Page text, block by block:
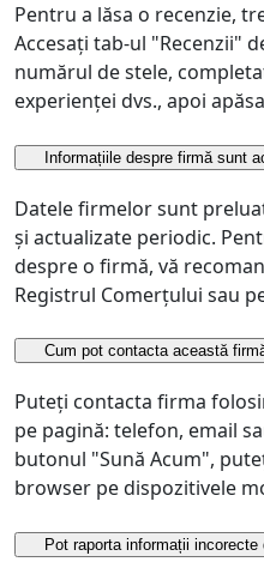
Pentru a lăsa o recenzie,
Accesați tab-ul "Recenzii"
numărul de stele,
experienței dvs., apoi
Informațiile despre firmă sunt
Datele firmelor sunt
și actualizate periodic.
despre o firmă, vă
Registrul Comerțului sau
Cum pot contacta această
Puteți contacta firma
pe pagină: telefon, email
butonul "Sună Acum",
browser pe dispozitivele
Pot raporta informații incorecte